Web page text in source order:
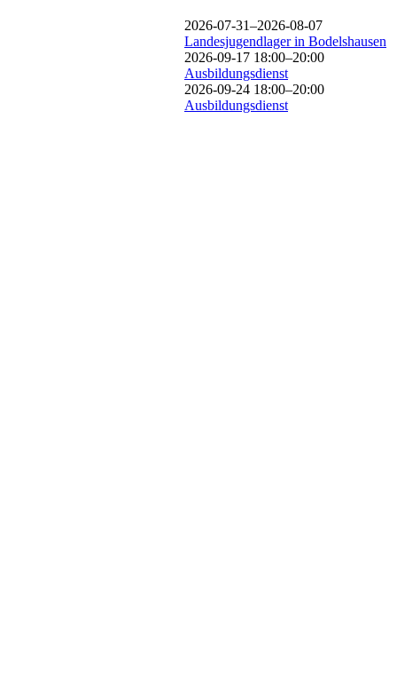
2026-07-31–2026-08-07
Landesjugendlager in Bodelshausen
2026-09-17 18:00–20:00
Ausbildungsdienst
2026-09-24 18:00–20:00
Ausbildungsdienst